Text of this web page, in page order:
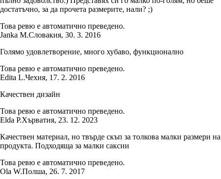
достатъчно, за да прочета размерите, нали? ;)
Това ревю е автоматично преведено.
Janka M.Словакия, 30. 3. 2016
Голямо удовлетворение, много хубаво, функционално
Това ревю е автоматично преведено.
Edita L.Чехия, 17. 2. 2016
Качествен дизайн
Това ревю е автоматично преведено.
Elda P.Хърватия, 23. 12. 2023
Качествен материал, но твърде скъп за толкова малки размери на
продукта. Подходяща за малки саксии
Това ревю е автоматично преведено.
Ola W.Полша, 26. 7. 2017